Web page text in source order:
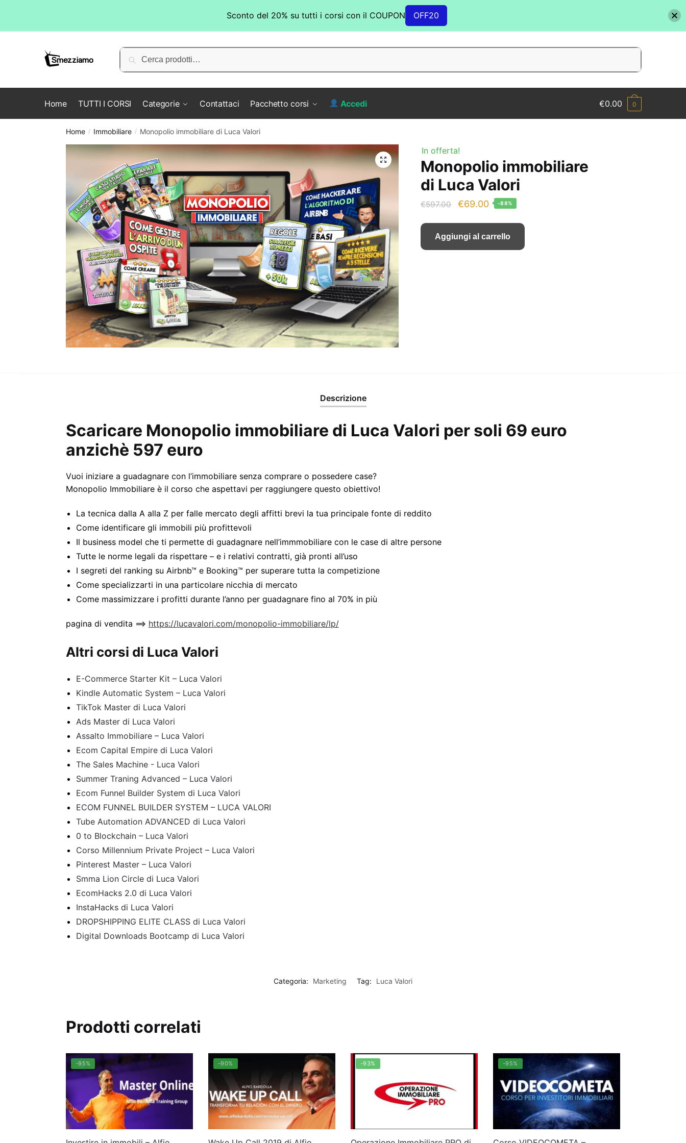
Cerca:
Cerca
Home TUTTI I CORSI Categorie Contattaci Pacchetto corsi Accedi €0.00 0
Home / Immobiliare / Monopolio immobiliare di Luca Valori
In offerta!
Monopolio immobiliare
di Luca Valori
€597.00
Il
originale
era:
€69.00Il
attuale
è:
-88%
Aggiungi al carrello
Descrizione
Scaricare Monopolio immobiliare di Luca Valori per soli 69 euro
anzichè 597 euro
Vuoi iniziare a guadagnare con l’immobiliare senza comprare o possedere case?
Monopolio Immobiliare è il corso che aspettavi per raggiungere questo obiettivo!
La tecnica dalla A alla Z per falle mercato degli affitti brevi la tua principale fonte di reddito
Come identificare gli immobili più profittevoli
​Il business model che ti permette di guadagnare nell’immmobiliare con le case di altre persone
​Tutte le norme legali da rispettare – e i relativi contratti, già pronti all’uso
​I segreti del ranking su Airbnb™ e Booking™ per superare tutta la competizione
​Come specializzarti in una particolare nicchia di mercato
Come massimizzare i profitti durante l’anno per guadagnare fino al 70% in più
pagina di vendita ==> https://lucavalori.com/monopolio-immobiliare/lp/
Altri corsi di Luca Valori
E-Commerce Starter Kit – Luca Valori
Kindle Automatic System – Luca Valori
TikTok Master di Luca Valori
Ads Master di Luca Valori
Assalto Immobiliare – Luca Valori
Ecom Capital Empire di Luca Valori
The Sales Machine - Luca Valori
Summer Traning Advanced – Luca Valori
Ecom Funnel Builder System di Luca Valori
ECOM FUNNEL BUILDER SYSTEM – LUCA VALORI
Tube Automation ADVANCED di Luca Valori
0 to Blockchain – Luca Valori
Corso Millennium Private Project – Luca Valori
Pinterest Master – Luca Valori
Smma Lion Circle di Luca Valori
EcomHacks 2.0 di Luca Valori
InstaHacks di Luca Valori
DROPSHIPPING ELITE CLASS di Luca Valori
Digital Downloads Bootcamp di Luca Valori
Categoria: Marketing Tag: Luca Valori
Prodotti correlati
-95% -90% -93% -95%
Sconto del 20% su tutti i corsi con il COUPON OFF20